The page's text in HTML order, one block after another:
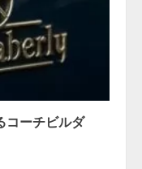
コーチビルダ